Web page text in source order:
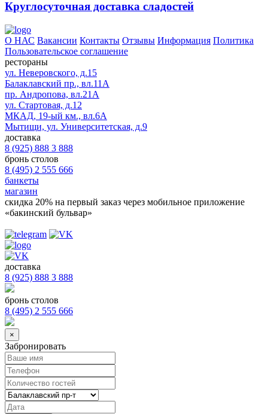
Круглосуточная доставка сладостей
О НАС Вакансии Контакты Отзывы Информация Политика
Пользовательское соглашение
рестораны
ул. Неверовского, д.15
Балаклавский пр., вл.11А
пр. Андропова, вл.21А
ул. Стартовая, д.12
МКАД, 19-ый км., вл.6А
Мытищи, ул. Университетская, д.9
доставка
8 (925) 888 3 888
бронь столов
8 (495) 2 555 666
банкеты
магазин
скидка 20% на первый заказ через мобильное приложение
«бакинский бульвар»
доставка
8 (925) 888 3 888
бронь столов
8 (495) 2 555 666
×
Забронировать